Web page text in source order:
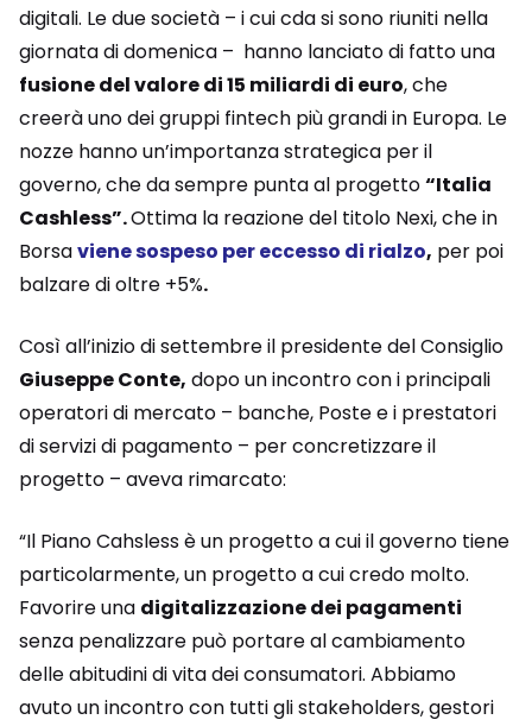
digitali. Le due società – i cui cda si sono riuniti nella
giornata di domenica – hanno lanciato di fatto una
fusione del valore di 15 miliardi di euro, che
creerà uno dei gruppi fintech più grandi in Europa. Le
nozze hanno un’importanza strategica per il
governo, che da sempre punta al progetto“Italia
Cashless”.Ottima la reazione del titolo Nexi, che in
Borsaviene sospeso per eccesso di rialzo, per poi
balzare di oltre +5%.
Così all’inizio di settembre il presidente del Consiglio
Giuseppe Conte, dopo un incontro con i principali
operatori di mercato – banche, Poste e i prestatori
di servizi di pagamento – per concretizzare il
progetto – aveva rimarcato:
“Il Piano Cahsless è un progetto a cui il governo tiene
particolarmente, un progetto a cui credo molto.
Favorire una digitalizzazione dei pagamenti
senza penalizzare può portare al cambiamento
delle abitudini di vita dei consumatori. Abbiamo
avuto un incontro con tutti gli stakeholders, gestori